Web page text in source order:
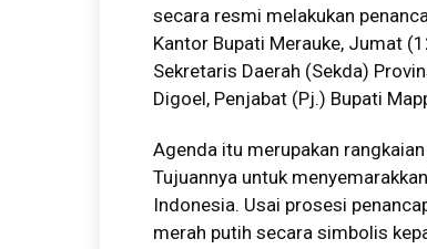
secara resmi melakukan
Kantor Bupati Merauke, Jumat
Sekretaris Daerah (Sekda)
Digoel, Penjabat (Pj.) Bupati
Agenda itu merupakan
Tujuannya untuk
Indonesia. Usai prosesi
merah putih secara simbolis